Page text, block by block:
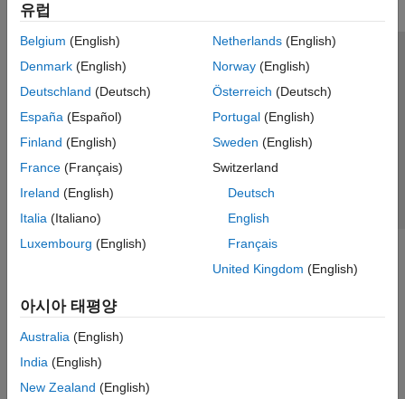
유럽
Belgium (English)
Denmark (English)
Deutschland (Deutsch)
España (Español)
Finland (English)
France (Français)
Ireland (English)
Italia (Italiano)
Luxembourg (English)
Netherlands(English)
Norway(English)
Österreich (Deutsch)
Portugal(English)
Sweden (English)
Switzerland
Deutsch
English
Français
United Kingdom (English)
아시아 태평양
Australia (English)
India (English)
New Zealand (English)
신뢰 센터 등록 상표 개인정보 취급방침
불법 복제 방지
애플리케이션 상태
© 1994-2026 The MathWorks, Inc.